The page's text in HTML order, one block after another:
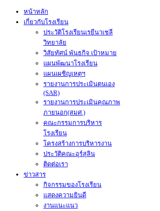
หน้าหลัก
เกี่ยวกับโรงเรียน
ประวัติโรงเรียนเรยีนาเชลี
วิทยาลัย
วิสัยทัศน์ พันธกิจ เป้าหมาย
แผนพัฒนาโรงเรียน
แผนเผชิญเหตุฯ
รายงานการประเมินตนเอง
(SAR)
รายงานการประเมินคุณภาพ
ภายนอก(สมศ.)
คณะกรรมการบริหาร
โรงเรียน
โครงสร้างการบริหารงาน
ประวัติคณะอุร์สุลิน
ติดต่อเรา
ข่าวสาร
กิจกรรมของโรงเรียน
แสดงความยินดี
งานแนะแนว